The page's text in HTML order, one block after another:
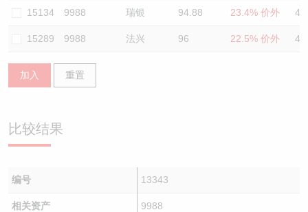
15134 9988 瑞银 94.88 23.4% 价外
15289 9988 法兴 96 22.5% 价外
加入 重置
比较结果
编号 13343
相关资产 9988